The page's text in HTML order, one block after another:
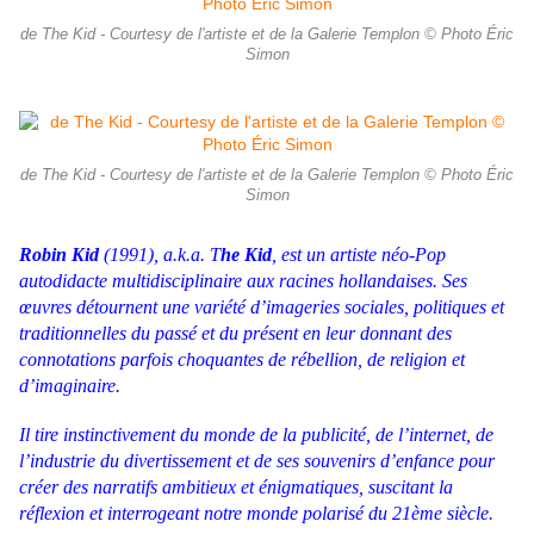
de The Kid - Courtesy de l'artiste et de la Galerie Templon © Photo Éric
Simon
de The Kid - Courtesy de l'artiste et de la Galerie Templon © Photo Éric
Simon
Robin Kid(1991), a.k.a. The Kid, est un artiste néo-Pop
autodidacte multidisciplinaire aux racines hollandaises. Ses
œuvres détournent une variété d’imageries sociales, politiques et
traditionnelles du passé et du présent en leur donnant des
connotations parfois choquantes de rébellion, de religion et
d’imaginaire.
Il tire instinctivement du monde de la publicité, de l’internet, de
l’industrie du divertissement et de ses souvenirs d’enfance pour
créer des narratifs ambitieux et énigmatiques, suscitant la
réflexion et interrogeant notre monde polarisé du 21ème siècle.